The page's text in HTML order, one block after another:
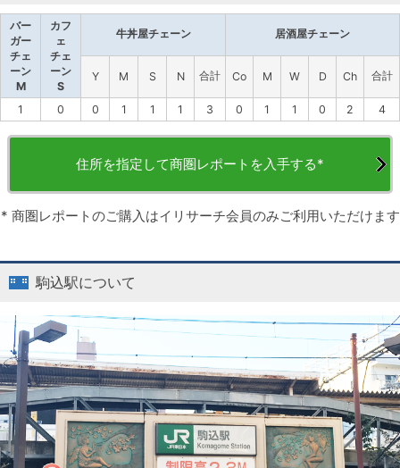
バー
ガー
チェ
ーン
M
カフ
ェ
チェ
ーン
S
牛丼屋チェーン 居酒屋チェーン
Y M S N 合計 Co M W D Ch 合計
1 0 0 1 1 1 3 0 1 1 0 2 4
住所を指定して商圏レポートを入手する*
* 商圏レポートのご購入はイリサーチ会員のみご利用いただけます
駒込駅について